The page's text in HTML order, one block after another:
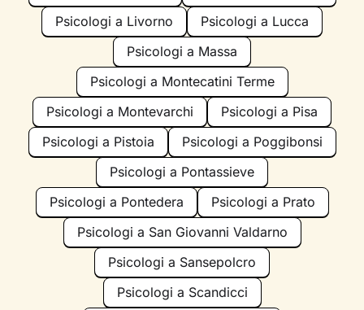
Psicologi a Livorno
Psicologi a Lucca
Psicologi a Massa
Psicologi a Montecatini Terme
Psicologi a Montevarchi
Psicologi a Pisa
Psicologi a Pistoia
Psicologi a Poggibonsi
Psicologi a Pontassieve
Psicologi a Pontedera
Psicologi a Prato
Psicologi a San Giovanni Valdarno
Psicologi a Sansepolcro
Psicologi a Scandicci